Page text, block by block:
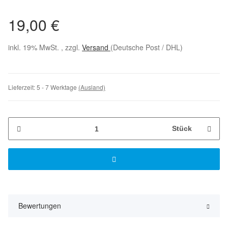
19,00 €
inkl. 19% MwSt. , zzgl. Versand (Deutsche Post / DHL)
Lieferzeit:5 - 7 Werktage (Ausland)
Stück
Bewertungen